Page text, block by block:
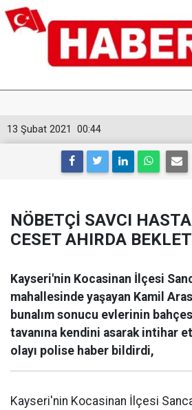
00:44
13 Şubat 2021
NÖBETÇİ SAVCI
CESET AHIRDA
Kayseri'nin Kocasinan İlçesi
mahallesinde yaşayan Kamil
bunalım sonucu evlerinin
tavanına kendini asarak intihar
olayı polise haber bildirdi,
Kayseri'nin Kocasinan İlçesi